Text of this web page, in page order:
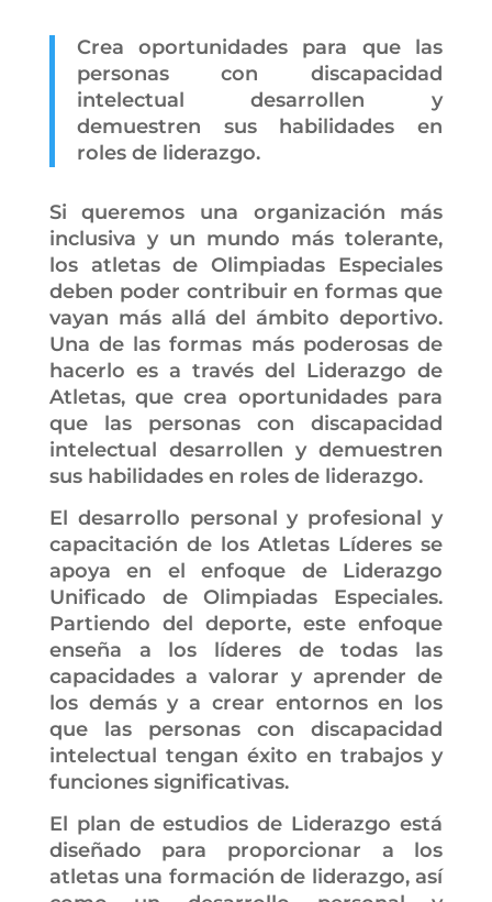
Crea oportunidades para que las
personas con discapacidad
intelectual desarrollen y
demuestren sus habilidades en
roles de liderazgo.
Si queremos una organización más
inclusiva y un mundo más tolerante,
los atletas de Olimpiadas Especiales
deben poder contribuir en formas que
vayan más allá del ámbito deportivo.
Una de las formas más poderosas de
hacerlo es a través del Liderazgo de
Atletas, que crea oportunidades para
que las personas con discapacidad
intelectual desarrollen y demuestren
sus habilidades en roles de liderazgo.
El desarrollo personal y profesional y
capacitación de los Atletas Líderes se
apoya en el enfoque de Liderazgo
Unificado de Olimpiadas Especiales.
Partiendo del deporte, este enfoque
enseña a los líderes de todas las
capacidades a valorar y aprender de
los demás y a crear entornos en los
que las personas con discapacidad
intelectual tengan éxito en trabajos y
funciones significativas.
El plan de estudios de Liderazgo está
diseñado para proporcionar a los
atletas una formación de liderazgo, así